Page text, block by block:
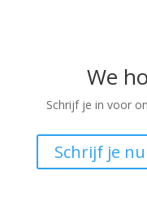
We
Schrijf je in voor
Schrijf je